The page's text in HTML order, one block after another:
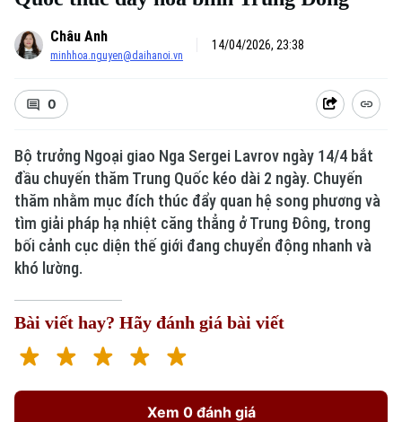
Châu Anh
minhhoa.nguyen@daihanoi.vn
14/04/2026, 23:38
0
Bộ trưởng Ngoại giao Nga Sergei Lavrov ngày 14/4 bắt
đầu chuyến thăm Trung Quốc kéo dài 2 ngày. Chuyến
thăm nhằm mục đích thúc đẩy quan hệ song phương và
tìm giải pháp hạ nhiệt căng thẳng ở Trung Đông, trong
bối cảnh cục diện thế giới đang chuyển động nhanh và
khó lường.
Bài viết hay? Hãy đánh giá bài viết
Xem 0 đánh giá